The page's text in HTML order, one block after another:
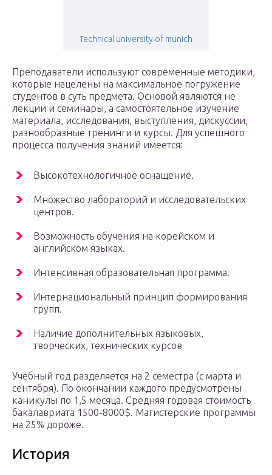
Technical university of munich
Преподаватели используют современные методики,
которые нацелены на максимальное погружение
студентов в суть предмета. Основой являются не
лекции и семинары, а самостоятельное изучение
материала, исследования, выступления, дискуссии,
разнообразные тренинги и курсы. Для успешного
процесса получения знаний имеется:
Высокотехнологичное оснащение.
Множество лабораторий и исследовательских
центров.
Возможность обучения на корейском и
английском языках.
Интенсивная образовательная программа.
Интернациональный принцип формирования
групп.
Наличие дополнительных языковых,
творческих, технических курсов
Учебный год разделяется на 2 семестра (с марта и
сентября). По окончании каждого предусмотрены
каникулы по 1,5 месяца. Средняя годовая стоимость
бакалавриата 1500-8000$. Магистерские программы
на 25% дороже.
История